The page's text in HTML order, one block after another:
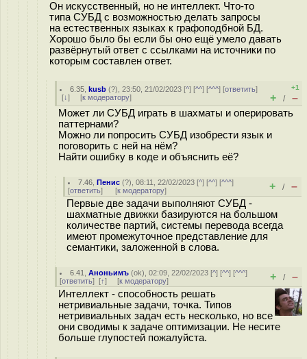
Он искусственный, но не интеллект. Что-то
типа СУБД с возможностью делать запросы
на естественных языках к графоподбной БД.
Хорошо было бы если бы оно ещё умело давать
развёрнутый ответ с ссылками на источники по
которым составлен ответ.
6.35 ,kusb (?), 23:50, 21/02/2023 [^] [^^] [^^^] [ответить]
[↓] [к модератору]
+1
+ / –
Может ли СУБД играть в шахматы и оперировать
паттернами?
Можно ли попросить СУБД изобрести язык и
поговорить с ней на нём?
Найти ошибку в коде и объяснить её?
7.46 ,Пенис (?), 08:11, 22/02/2023 [^] [^^] [^^^]
[ответить] [к модератору] + / –
Первые две задачи выполняют СУБД -
шахматные движки базируются на большом
количестве партий, системы перевода всегда
имеют промежуточное представление для
семантики, заложенной в слова.
6.41 ,Аноньимъ (ok), 02:09, 22/02/2023 [^] [^^] [^^^]
[ответить] [↑] [к модератору] + / –
Интеллект - способность решать
нетривиальные задачи, точка. Типов
нетривиальных задач есть несколько, но все
они сводимы к задаче оптимизации. Не несите
больше глупостей пожалуйста.